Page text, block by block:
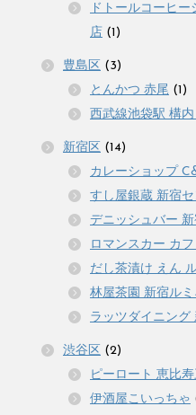
ドトールコーヒ
店 (1)
豊島区 (3)
とんかつ 赤尾 (1)
西武線池袋駅 構
新宿区 (14)
カレーショップ
すし屋銀蔵 新宿
デニッシュバー
ロマンスカー カフ
だし茶漬け えん
林屋茶園 新宿ルミ
ラッツダイニング
渋谷区 (2)
ピーロート 恵比
伊酒屋こいっちゃ